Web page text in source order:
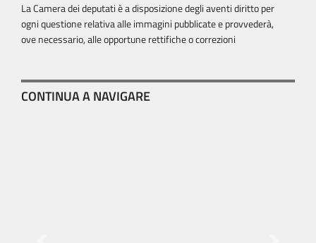
La Camera dei deputati è a disposizione degli aventi diritto per
ogni questione relativa alle immagini pubblicate e provvederà,
ove necessario, alle opportune rettifiche o correzioni
CONTINUA A NAVIGARE